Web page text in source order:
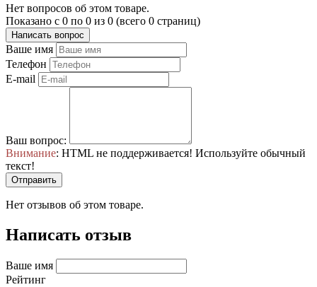
Нет вопросов об этом товаре.
Показано с 0 по 0 из 0 (всего 0 страниц)
Написать вопрос
Ваше имя
Телефон
E-mail
Ваш вопрос:
Внимание: HTML не поддерживается! Используйте обычный
текст!
Отправить
Нет отзывов об этом товаре.
Написать отзыв
Ваше имя
Рейтинг